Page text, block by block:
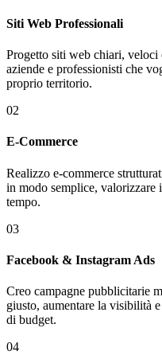
Siti Web Professionali
Progetto siti web chiari, veloci
aziende e professionisti che
proprio territorio.
02
E-Commerce
Realizzo e-commerce
in modo semplice, valorizzare
tempo.
03
Facebook & Instagram Ads
Creo campagne pubblicitarie
giusto, aumentare la visibilità
di budget.
04